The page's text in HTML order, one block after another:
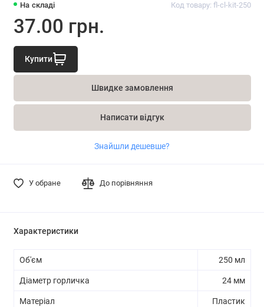
На складі Код товару: fl-cl-kit-250
37.00 грн.
Купити
Швидке замовлення
Написати відгук
Знайшли дешевше?
У обране До порівняння
Характеристики
Об'єм 250 мл
Діаметр горличка 24 мм
Матеріал Пластик